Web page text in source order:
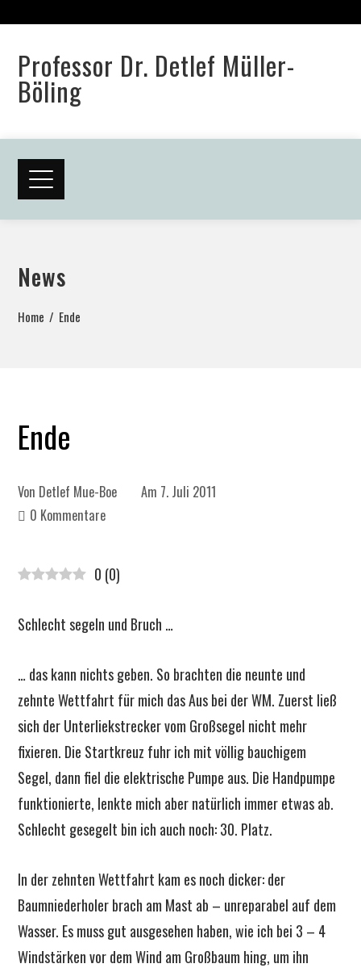
Professor Dr. Detlef Müller-
Böling
News
Home Ende
Ende
Von Detlef Mue-Boe Am 7. Juli 2011
0 Kommentare
0 (0)
Schlecht segeln und Bruch …
… das kann nichts geben. So brachten die neunte und
zehnte Wettfahrt für mich das Aus bei der WM. Zuerst ließ
sich der Unterliekstrecker vom Großsegel nicht mehr
fixieren. Die Startkreuz fuhr ich mit völlig bauchigem
Segel, dann fiel die elektrische Pumpe aus. Die Handpumpe
funktionierte, lenkte mich aber natürlich immer etwas ab.
Schlecht gesegelt bin ich auch noch: 30. Platz.
In der zehnten Wettfahrt kam es noch dicker: der
Baumniederholer brach am Mast ab – unreparabel auf dem
Wasser. Es muss gut ausgesehen haben, wie ich bei 3 – 4
Windstärken vor dem Wind am Großbaum hing, um ihn